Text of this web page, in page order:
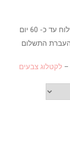
*** עקב עומס בהזמנות, השטיחים יצאו למשלוח עד כ- 60 יום
התשלום
– לקטלוג צבעים